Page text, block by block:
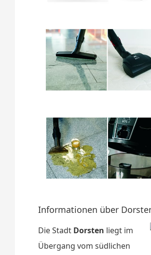
Informationen über
Die Stadt Dorsten liegt im
Übergang vom südlichen